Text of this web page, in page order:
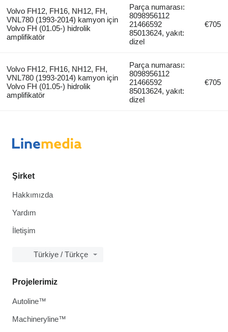
Volvo FH12, FH16, NH12, FH,
VNL780 (1993-2014) kamyon için
Volvo FH (01.05-) hidrolik
amplifikatör
Parça numarası:
8098956112
21466592
85013624, yakıt:
dizel
€705
Volvo FH12, FH16, NH12, FH,
VNL780 (1993-2014) kamyon için
Volvo FH (01.05-) hidrolik
amplifikatör
Parça numarası:
8098956112
21466592
85013624, yakıt:
dizel
€705
Şirket
Hakkımızda
Yardım
İletişim
Türkiye / Türkçe
Projelerimiz
Autoline™
Machineryline™